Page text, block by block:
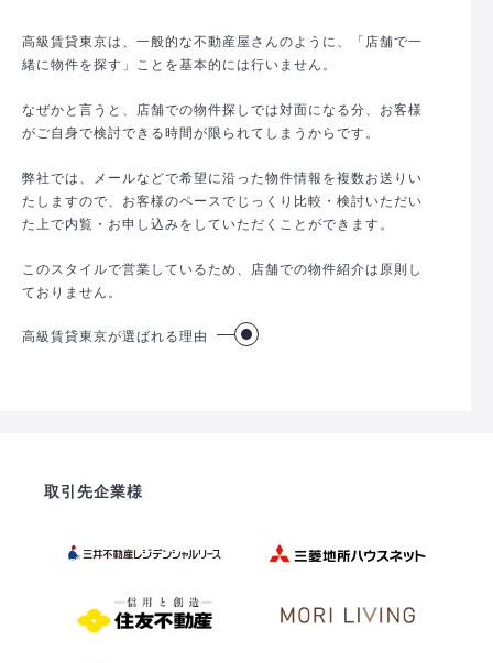
高級賃貸東京は、一般的な不動産屋さんのように、「店舗で一
緒に物件を探す」ことを基本的には行いません。
なぜかと言うと、店舗での物件探しでは対面になる分、お客様
がご自身で検討できる時間が限られてしまうからです。
弊社では、メールなどで希望に沿った物件情報を複数お送りい
たしますので、お客様のペースでじっくり比較・検討いただい
た上で内覧・お申し込みをしていただくことができます。
このスタイルで営業しているため、店舗での物件紹介は原則し
ておりません。
高級賃貸東京が選ばれる理由
取引先企業様